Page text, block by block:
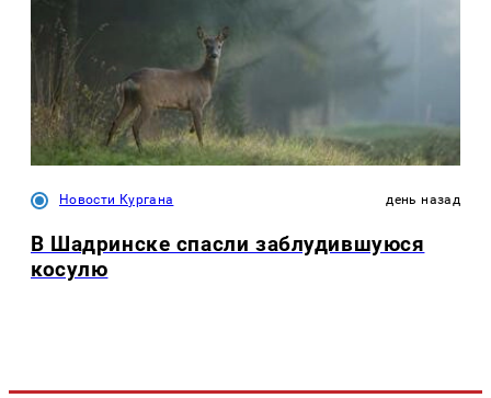
Новости Кургана день назад
В Шадринске спасли заблудившуюся
косулю